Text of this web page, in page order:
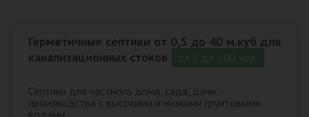
Герметичные септики от 0,5 до 40 м.куб для
канализационных стоков
Септики для частного дома, сада, дачи,
производства с высокими и низкими грунтовыми